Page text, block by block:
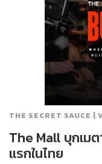
THE SECRET SAUCE |
The Mall บุกเมต
แรกในไทย